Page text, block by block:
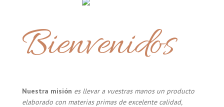
Bienvenidos
Nuestra misión es llevar a vuestras manos un producto
elaborado con materias primas de excelente calidad,